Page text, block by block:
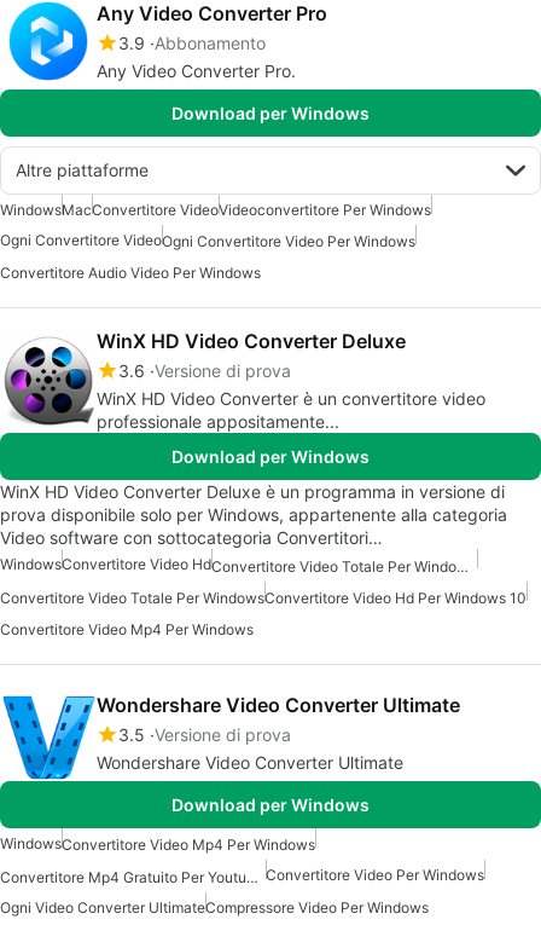
Any Video Converter Pro
3.9 Abbonamento
Any Video Converter Pro.
Download per Windows
Altre piattaforme
WindowsMacConvertitore VideoVideoconvertitore Per Windows
Ogni Convertitore VideoOgni Convertitore Video Per Windows
Convertitore Audio Video Per Windows
WinX HD Video Converter Deluxe
3.6 Versione di prova
WinX HD Video Converter è un convertitore video
professionale appositamente...
Download per Windows
WinX HD Video Converter Deluxe è un programma in versione di
prova disponibile solo per Windows, appartenente alla categoria
Video software con sottocategoria Convertitori…
WindowsConvertitore Video Hd
Convertitore Video Totale Per Windows 7
Convertitore Video Totale Per WindowsConvertitore Video Hd Per Windows 10
Convertitore Video Mp4 Per Windows
Wondershare Video Converter Ultimate
3.5 Versione di prova
Wondershare Video Converter Ultimate
Download per Windows
WindowsConvertitore Video Mp4 Per Windows
Convertitore Mp4 Gratuito Per Youtube Per Windows Convertitore Video Per Windows
Ogni Video Converter UltimateCompressore Video Per Windows